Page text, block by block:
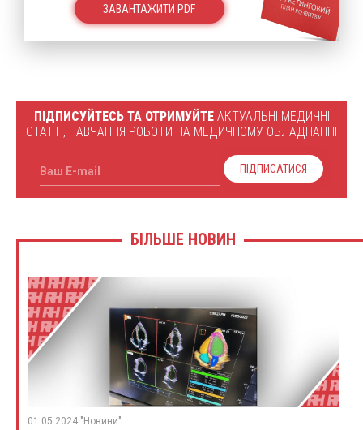
ЗАВАНТАЖИТИ PDF
ПІДПИСУЙТЕСЬ ТА ОТРИМУЙТЕАКТУАЛЬНІ МЕДИЧНІ
СТАТТІ, НАВЧАННЯ РОБОТИ НА МЕДИЧНОМУ ОБЛАДНАННІ
Ваш E-mail ПІДПИСАТИСЯ
БІЛЬШЕ НОВИН
01.05.2024 "Новини"